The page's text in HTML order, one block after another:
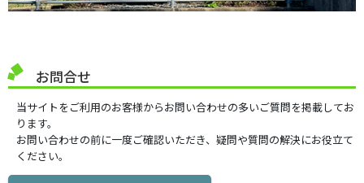
お問合せ
当サイトをご利用のお客様からお問い合わせの多いご質問を掲載してお
ります。
お問い合わせの前に一度ご確認いただき、疑問や質問の解決にお役立て
ください。